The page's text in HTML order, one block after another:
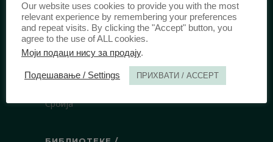
ИЗДАВАЧ /
Правни факултет Универзитета у
Београду
Булевар краља Александра 67
Србија
Our website uses cookies to provide you with the most
relevant experience by remembering your preferences
and repeat visits. By clicking the "Accept" button, you
agree to the use of ALL cookies.
Моји подаци нису за продају.
Подешавање / Settings ПРИХВАТИ / ACCEPT